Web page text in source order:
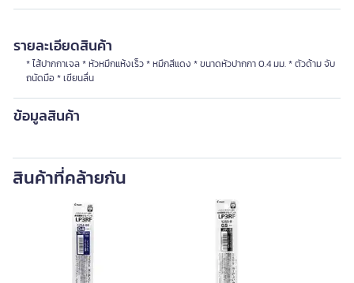
รายละเอียดสินค้า
* ไส้ปากกาเจล * หัวหมึกแห้งเร็ว * หมึกสีแดง * ขนาดหัวปากกา 0.4 มม. * ตัวด้าม จับ
ถนัดมือ * เขียนลื่น
ข้อมูลสินค้า
สินค้าที่คล้ายกัน